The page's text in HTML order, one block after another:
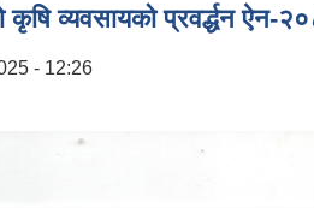
कृषि व्यवसायको प्रवर्द्धन ऐन-
- 12:26